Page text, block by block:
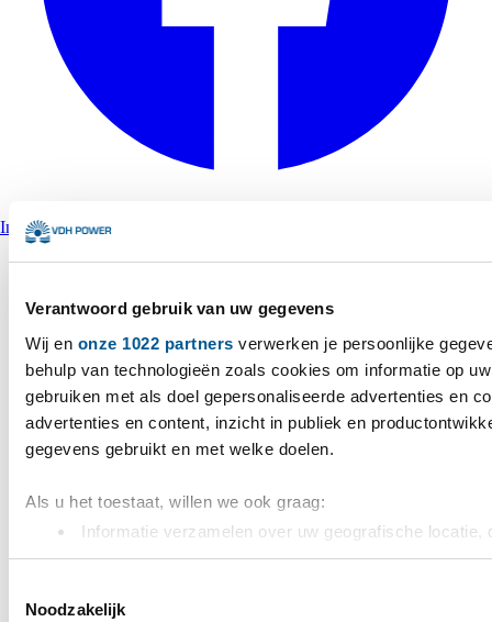
Verantwoord gebruik van uw gegevens
Wij en onze 1022 partners verwerken je persoonlijke
behulp van technologieën zoals cookies om informatie op
gebruiken met als doel gepersonaliseerde advertenties en
advertenties en content, inzicht in publiek en
gegevens gebruikt en met welke doelen.
Als u het toestaat, willen we ook graag:
Informatie verzamelen over uw geografische locatie,
nauwkeurig kan zijn
(fingerprinting)
Noodzakelijk
Instagram